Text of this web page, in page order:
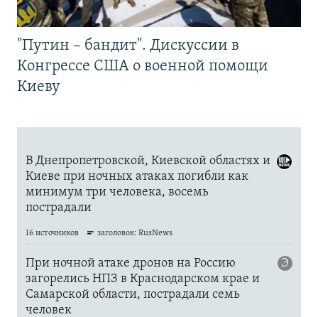
"Путин – бандит". Дискуссии в
Конгрессе США о военной помощи
Киеву